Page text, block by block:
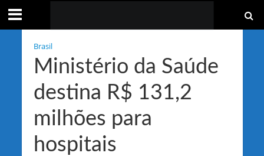
Brasil
Ministério da Saúde
destina R$ 131,2
milhões para
hospitais